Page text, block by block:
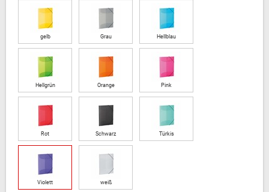
gelb Grau Hellblau
Hellgrün Orange Pink
Rot Schwarz Türkis
Violett weiß